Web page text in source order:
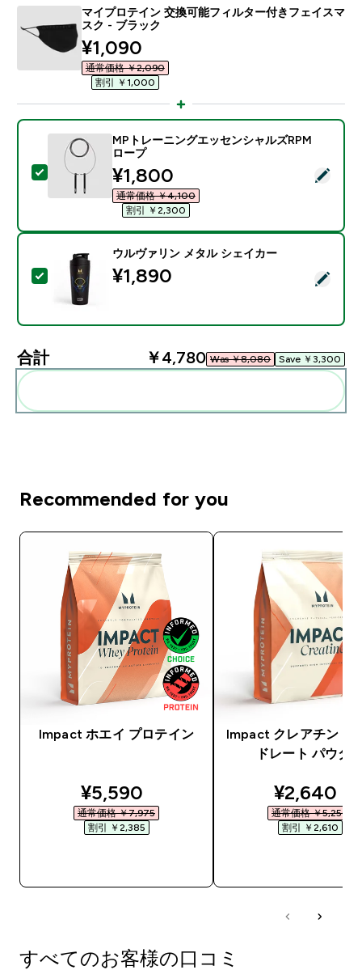
マイプロテイン 交換可能フィルター付きフェイスマ
スク - ブラック
discounted price
¥1,090‎
通常価格 ￥2,090‎
割引 ￥1,000‎
この商品を選択 - MPトレーニングエッセンシャルズ
MPトレーニングエッセンシャルズRPM
ロープ
discounted price
¥1,800‎
通常価格 ￥4,100‎
割引 ￥2,300‎
この商品を選択 - ウルヴァリン メタル シェイカー
ウルヴァリン メタル シェイカー
¥1,890‎
合計 ￥4,780‎ Was ￥8,080‎ Save ￥3,300‎
Recommended for you
Impact ホエイ プロテイン
discounted price
¥5,590‎
通常価格 ￥7,975‎
割引 ￥2,385‎
Impact クレアチン モ
ドレート パウダ
¥2,640‎
通常価格 ￥5,250‎
割引 ￥2,610‎
すべてのお客様の口コミ